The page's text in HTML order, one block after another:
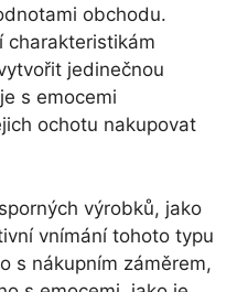
obchodu.
charakteristikám
jedinečnou
s emocemi
ochotu nakupovat
výrobků, jako
vnímání tohoto typu
s nákupním záměrem,